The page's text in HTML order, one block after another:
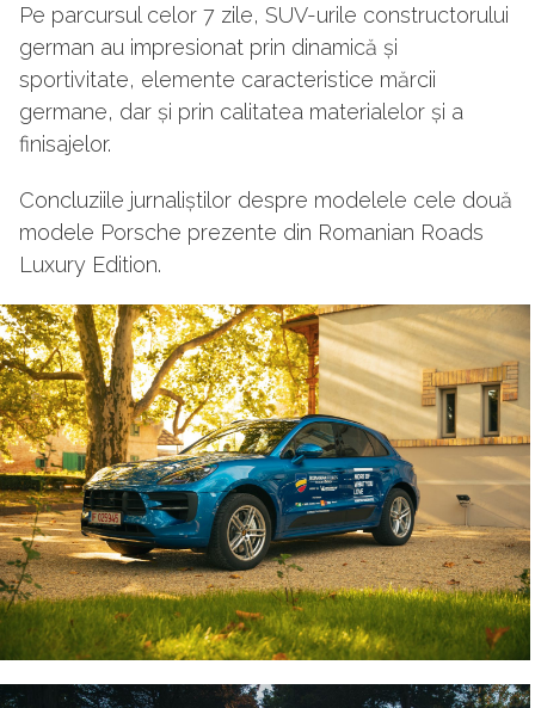
Pe parcursul celor 7 zile, SUV-urile constructorului
german au impresionat prin dinamică și
sportivitate, elemente caracteristice mărcii
germane, dar și prin calitatea materialelor și a
finisajelor.
Concluziile jurnaliștilor despre modelele cele două
modele Porsche prezente din Romanian Roads
Luxury Edition.